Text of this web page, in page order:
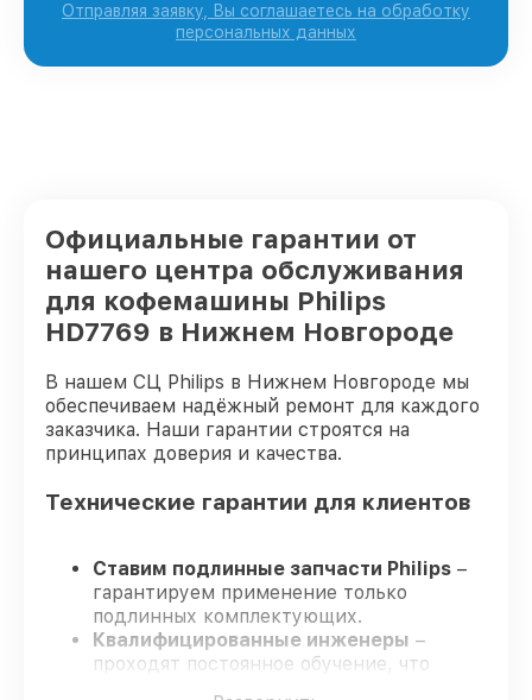
Отправляя заявку, Вы соглашаетесь на обработку
персональных данных
Официальные гарантии от
нашего центра обслуживания
для кофемашины Philips
HD7769 в Нижнем Новгороде
В нашем СЦ Philips в Нижнем Новгороде мы
обеспечиваем надёжный ремонт для каждого
заказчика. Наши гарантии строятся на
принципах доверия и качества.
Технические гарантии для клиентов
Ставим подлинные запчасти Philips –
гарантируем применение только
подлинных комплектующих.
Квалифицированные инженеры –
проходят постоянное обучение, что